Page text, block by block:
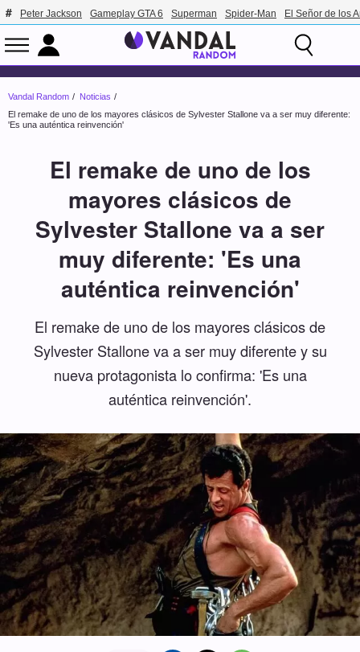
Peter Jackson Gameplay GTA 6 Superman Spider-Man El Señor de los
Vandal Random
Noticias
El remake de uno de los mayores clásicos de Sylvester Stallone va a ser muy diferente:
'Es una auténtica reinvención'
El remake de uno de los
mayores clásicos de
Sylvester Stallone va a ser
muy diferente: 'Es una
auténtica reinvención'
El remake de uno de los mayores clásicos de
Sylvester Stallone va a ser muy diferente y su
nueva protagonista lo confirma: 'Es una
auténtica reinvención'.